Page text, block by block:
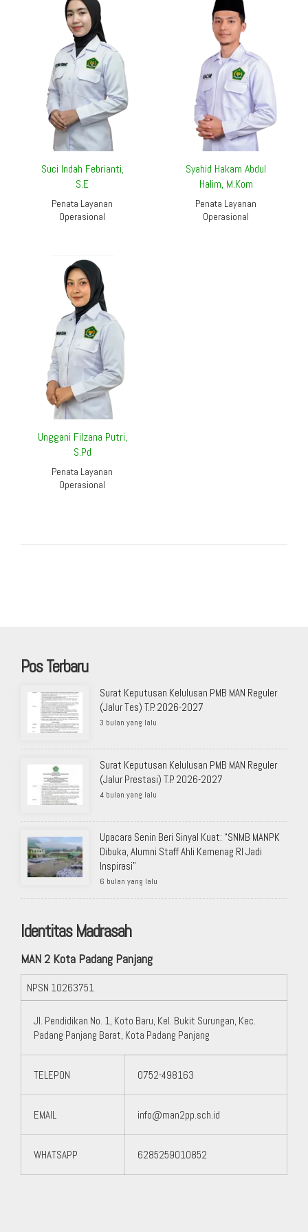
Suci Indah Febrianti,
S.E
Penata Layanan
Operasional
Syahid Hakam Abdul
Halim, M.Kom
Penata Layanan
Operasional
Unggani Filzana Putri,
S.Pd
Penata Layanan
Operasional
Pos Terbaru
Surat Keputusan Kelulusan PMB MAN Reguler
(Jalur Tes) T.P. 2026-2027
3 bulan yang lalu
Surat Keputusan Kelulusan PMB MAN Reguler
(Jalur Prestasi) T.P. 2026-2027
4 bulan yang lalu
Upacara Senin Beri Sinyal Kuat: “SNMB MANPK
Dibuka, Alumni Staff Ahli Kemenag RI Jadi
Inspirasi”
6 bulan yang lalu
Identitas Madrasah
MAN 2 Kota Padang Panjang
NPSN 10263751
Jl. Pendidikan No. 1, Koto Baru, Kel. Bukit Surungan, Kec.
Padang Panjang Barat, Kota Padang Panjang
TELEPON 0752-498163
EMAIL info@man2pp.sch.id
WHATSAPP 6285259010852